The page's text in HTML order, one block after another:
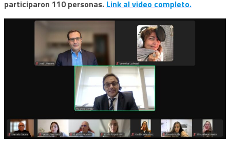
participaron 110 personas. Link al video completo.